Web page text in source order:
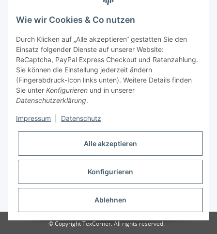
Tel: +49 (0) 5132 8230689
E-Mail:mail@texcorner.de
Vertrag widerrufen
* Alle Preise inkl. gesetzlicher USt., zzgl.Versand
© Copyright TexCorner. All rights reserved.
Wie wir Cookies & Co nutzen
Durch Klicken auf „Alle akzeptieren“ gestatten Sie den
Einsatz folgender Dienste auf unserer Website:
ReCaptcha, PayPal Express Checkout und Ratenzahlung.
Sie können die Einstellung jederzeit ändern
(Fingerabdruck-Icon links unten). Weitere Details finden
Sie unter Konfigurieren und in unserer
Datenschutzerklärung.
Impressum Datenschutz
Alle akzeptieren
Konfigurieren
Ablehnen